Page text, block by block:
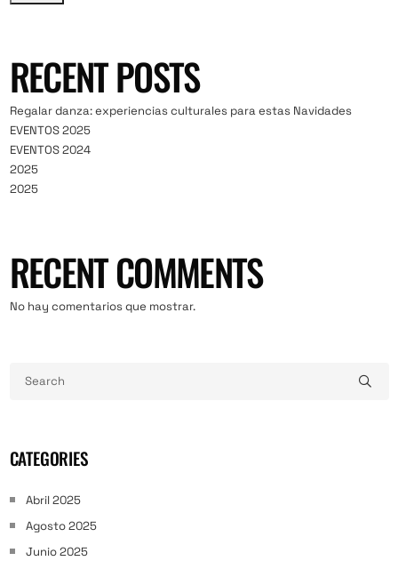
RECENT POSTS
Regalar danza: experiencias culturales para estas Navidades
EVENTOS 2025
EVENTOS 2024
2025
2025
RECENT COMMENTS
No hay comentarios que mostrar.
CATEGORIES
Abril 2025
Agosto 2025
Junio 2025